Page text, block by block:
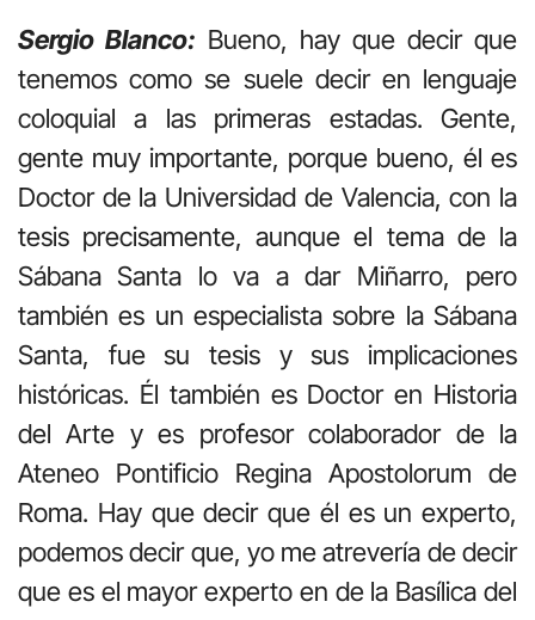
Sergio Blanco: Bueno, hay que decir que
tenemos como se suele decir en lenguaje
coloquial a las primeras estadas. Gente,
gente muy importante, porque bueno, él es
Doctor de la Universidad de Valencia, con la
tesis precisamente, aunque el tema de la
Sábana Santa lo va a dar Miñarro, pero
también es un especialista sobre la Sábana
Santa, fue su tesis y sus implicaciones
históricas. Él también es Doctor en Historia
del Arte y es profesor colaborador de la
Ateneo Pontificio Regina Apostolorum de
Roma. Hay que decir que él es un experto,
podemos decir que, yo me atrevería de decir
que es el mayor experto en de la Basílica del